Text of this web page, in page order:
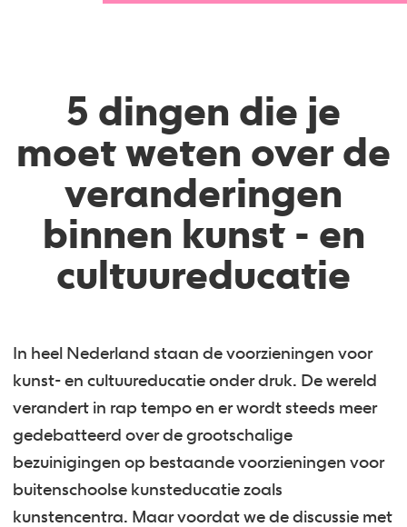
5 dingen die je
moet weten over de
veranderingen
binnen kunst - en
cultuureducatie
In heel Nederland staan de voorzieningen voor
kunst- en cultuureducatie onder druk. De wereld
verandert in rap tempo en er wordt steeds meer
gedebatteerd over de grootschalige
bezuinigingen op bestaande voorzieningen voor
buitenschoolse kunsteducatie zoals
kunstencentra. Maar voordat we de discussie met